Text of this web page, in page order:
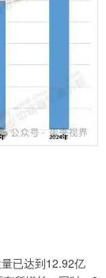
已达到12.92亿